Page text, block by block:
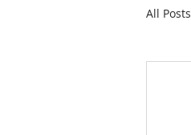
All Posts